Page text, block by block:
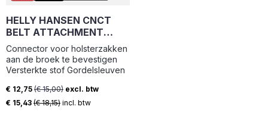
HELLY HANSEN CNCT
BELT ATTACHMENT
79475
Connector voor holsterzakken
aan de broek te bevestigen
Versterkte stof Gordelsleuven
Verkoopprijs:
€ 12,75 (€ 15,00) excl. btw
€ 15,43 (€ 18,15) incl. btw